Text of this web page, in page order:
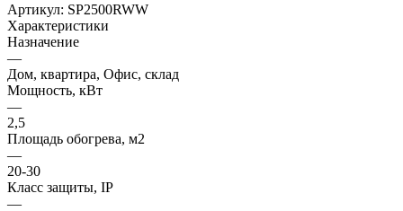
Артикул: SP2500RWW
Характеристики
Назначение
—
Дом, квартира, Офис, склад
Мощность, кВт
—
2,5
Площадь обогрева, м2
—
20-30
Класс защиты, IP
—